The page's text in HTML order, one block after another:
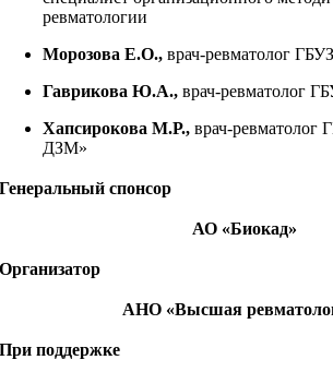
ревматологии
Морозова Е.О.,врач-ревматолог
Гаврикова Ю.А.,врач-ревматолог
Хапсирокова М.Р.,врач-
ДЗМ»
Генеральный спонсор
АО «Биокад»
Организатор
АНО «Высшая
При поддержке